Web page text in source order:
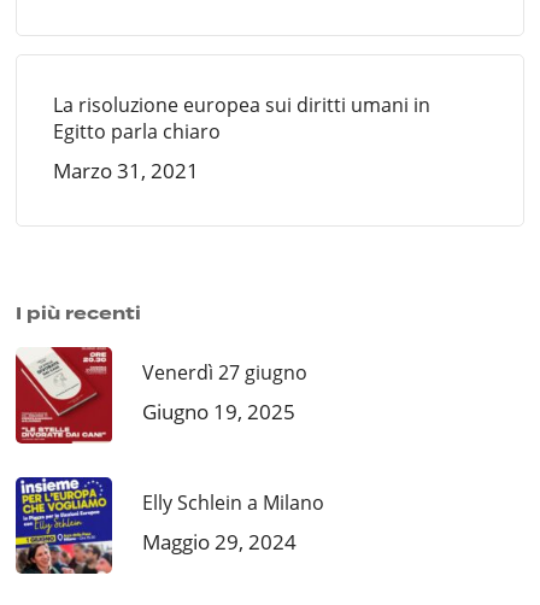
La risoluzione europea sui diritti umani in
Egitto parla chiaro
Marzo 31, 2021
I più recenti
Venerdì 27 giugno
Giugno 19, 2025
Elly Schlein a Milano
Maggio 29, 2024